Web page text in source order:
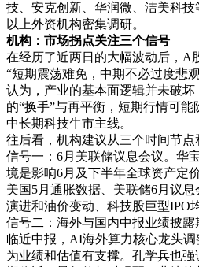
技、安克创新、华润微、洁美科技
以上外资机构密集调研。
机构：市场拐点关注三个信号
在经历了近两日的大幅波动后，A
“短期震荡难免，中期不必过度悲
认为，产业的基本面逻辑并未破
的“换手”与再平衡，短期行情可能
中长期科技牛市主线。
往后看，机构建议从三个时间节点
信号一：6月美联储议息会议。华
境是影响6月及下半年全球资产定
美国5月通胀数据、美联储6月议
演进和油价变动、科技股巨型IPO
信号二：海外与国内中报业绩披露
临近中报，AI海外算力核心龙头
为业绩和估值有支撑。孔学兵也